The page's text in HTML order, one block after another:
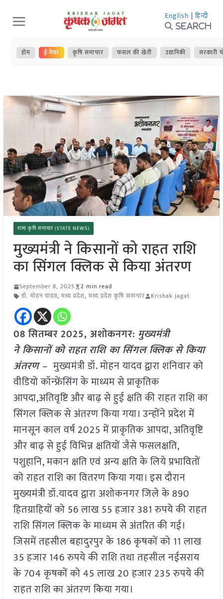
Skip
to
content
English | हिन्दी
Search
होम ई-पेपर कृषि समाचार फसल की खेती उद्यानिकी सरकारी
राज्य कृषि समाचार (STATE NEWS)
मुख्यमंत्री ने किसानों को राहत राशि
का सिंगल क्लिक से किया अंतरण
September 8, 2025
2 min read
डॉ. मोहन यादव, मध्य प्रदेश, मध्य प्रदेश कृषि समाचार Krishak Jagat
08 सितम्बर 2025, अशोकनगर: मुख्यमंत्री
ने किसानों को राहत राशि का सिंगल क्लिक से किया
अंतरण –मुख्यमंत्री डॉ. मोहन यादव द्वारा शनिवार को
वीडियो कॉन्फ्रेंसिंग के माध्यम से प्राकृतिक
आपदा,अतिवृष्टि और बाढ़ से हुई क्षति की राहत राशि का
सिंगल क्लिक से अंतरण किया गया। उन्‍होंने प्रदेश में
मानसून काल वर्ष 2025 में प्राकृतिक आपदा, अतिवृष्टि
और बाढ़ से हुई विभिन्न क्षतियों जैसे फसलक्षति,
पशुहानि, मकान क्षति एवं अन्य क्षति के लिये प्रभावितों
को राहत राशि का वितरण किया गया। इस दौरान
मुख्‍यमंत्री डॉ.यादव द्वारा अशोकनगर जिले के 890
हितग्राहियों को 56 लाख 55 हजार 381 रुपये की राहत
राशि सिंगल क्लिक के माध्यम से अं‍तरित की गई।
जिसमें तहसील बहादुरपुर के 186 कृषकों को 11 लाख
35 हजार 146 रुपये की राशि तथा तहसील नईसराय
के 704 कृषकों को 45 लाख 20 हजार 235 रुपये की
राहत राशि का अंतरण किया गया।